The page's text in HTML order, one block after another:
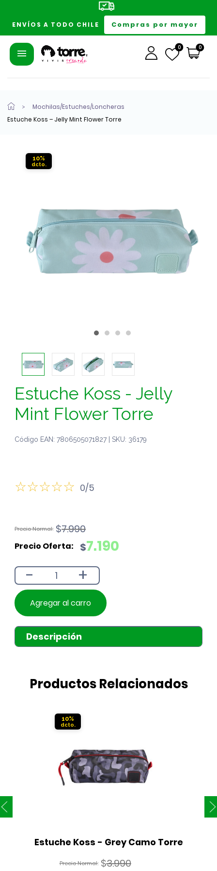
ENVÍOS A TODO CHILE Compras por mayor
0 0
Mochilas/Estuches/Loncheras
Estuche Koss – Jelly Mint Flower Torre
10%
Estuche Koss - Jelly
Mint Flower Torre
Código EAN: 7806505071827 | SKU: 36179
0/5
$7.990
El
original
$7.990.
$7.190
El
actual
$7.190.
- +
Agregar al carro
Descripción
Productos Relacionados
10%
Estuche Koss - Grey Camo Torre
$3.990